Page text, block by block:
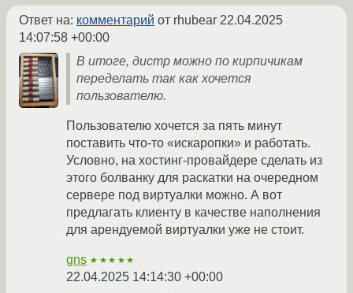
Ответ на: комментарий от rhubear 22.04.2025
14:07:58 +00:00
В итоге, дистр можно по кирпичикам
переделать так как хочется
пользователю.
Пользователю хочется за пять минут
поставить что-то «искаропки» и работать.
Условно, на хостинг-провайдере сделать из
этого болванку для раскатки на очередном
сервере под виртуалки можно. А вот
предлагать клиенту в качестве наполнения
для арендуемой виртуалки уже не стоит.
gns ★★★★★
22.04.2025 14:14:30 +00:00